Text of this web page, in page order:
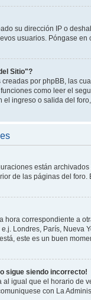
su dirección IP o
usuarios. Póngase en
Sitio"?
por phpBB, las
como leer el
ingreso o salida del
están
de las páginas del
hora correspondiente a
Londres, París, Nueva
este es un buen
sigue siendo incorrecto!
igual que el horario de
con La